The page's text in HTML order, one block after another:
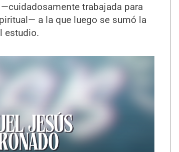
trabajada para
a la que luego se sumó la
estudio.